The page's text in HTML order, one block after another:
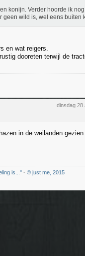
konijn. Verder hoorde ik
geen wild is, wel eens buiten
en wat reigers.
dooreten terwijl de
dinsdag 28
in de weilanden
is..." - © just me, 2015